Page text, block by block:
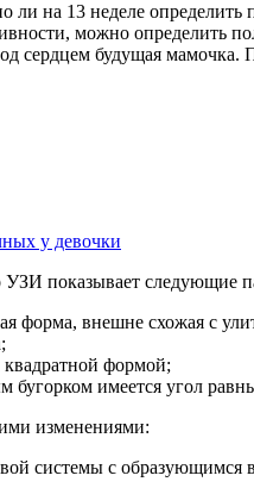
ли на 13 неделе
можно определить
сердцем будущая
у девочки
показывает следующие
форма, внешне схожая с
квадратной формой;
имеется угол
изменениями:
системы с образующимся